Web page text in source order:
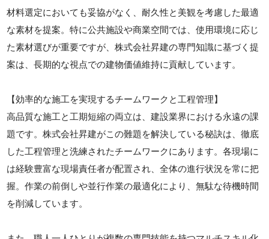
材料選定においても妥協がなく、耐久性と美観を考慮した最適
な素材を提案。特に公共施設や商業空間では、使用環境に応じ
た素材選びが重要ですが、株式会社昇建の専門知識に基づく提
案は、長期的な視点での建物価値維持に貢献しています。
【効率的な施工を実現するチームワークと工程管理】
高品質な施工と工期短縮の両立は、建設業界における永遠の課
題です。株式会社昇建がこの難題を解決している秘訣は、徹底
した工程管理と洗練されたチームワークにあります。各現場に
は経験豊富な現場責任者が配置され、全体の進行状況を常に把
握。作業の前倒しや並行作業の最適化により、無駄な待機時間
を削減しています。